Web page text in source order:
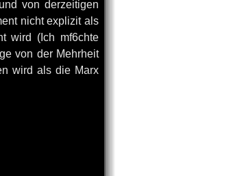
von derzeitigen
nicht explizit als
wird (Ich mf6chte
von der Mehrheit
wird als die Marx